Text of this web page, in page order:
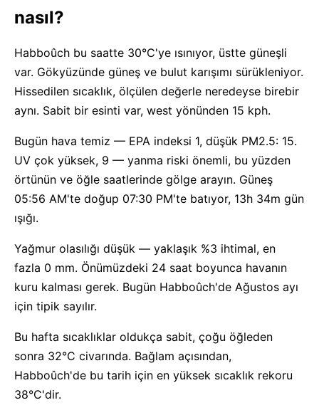
nasıl?
Habboûch bu saatte 30°C'ye ısınıyor, üstte güneşli
var. Gökyüzünde güneş ve bulut karışımı sürükleniyor.
Hissedilen sıcaklık, ölçülen değerle neredeyse birebir
aynı. Sabit bir esinti var, west yönünden 15 kph.
Bugün hava temiz — EPA indeksi 1, düşük PM2.5: 15.
UV çok yüksek, 9 — yanma riski önemli, bu yüzden
örtünün ve öğle saatlerinde gölge arayın. Güneş
05:56 AM'te doğup 07:30 PM'te batıyor, 13h 34m gün
ışığı.
Yağmur olasılığı düşük — yaklaşık %3 ihtimal, en
fazla 0 mm. Önümüzdeki 24 saat boyunca havanın
kuru kalması gerek. Bugün Habboûch'de Ağustos ayı
için tipik sayılır.
Bu hafta sıcaklıklar oldukça sabit, çoğu öğleden
sonra 32°C civarında. Bağlam açısından,
Habboûch'de bu tarih için en yüksek sıcaklık rekoru
38°C'dir.